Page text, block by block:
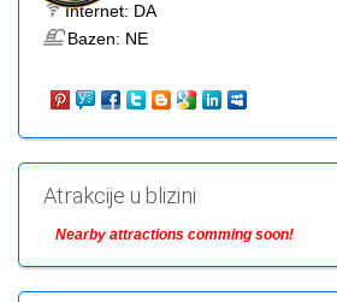
Internet: DA
Bazen: NE
Atrakcije u blizini
Nearby attractions comming soon!